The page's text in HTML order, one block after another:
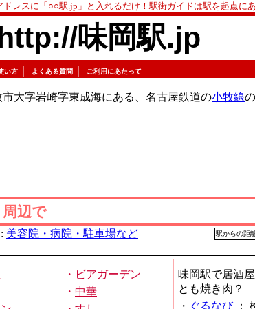
ドレスに「○○駅.jp」と入れるだけ！駅街ガイドは駅を起点に
味岡駅.jp
い方 よくある質問 ご利用にあたって
大字岩崎字東成海にある、名古屋鉄道の小牧線
辺で
美容院・病院・駐車場など 駅からの距
・ ビアガーデン
・ 中華
味岡駅で居酒
とも焼き肉？
・ ぐるなび：